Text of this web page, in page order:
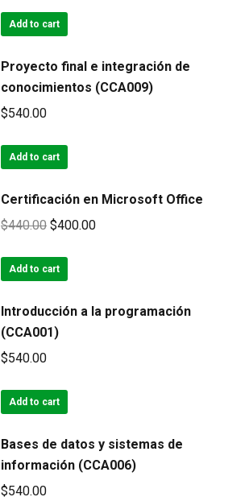
was:
Add to cart
Proyecto final e integración de
conocimientos (CCA009)
$540.00
Add to cart
Certificación en Microsoft Office
$440.00 Original
was:
$400.00Current
Add to cart
Introducción a la programación
(CCA001)
$540.00
Add to cart
Bases de datos y sistemas de
información (CCA006)
$540.00